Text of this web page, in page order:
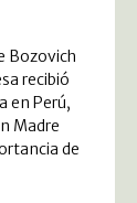
Bozovich
recibió
en Perú,
Madre
de